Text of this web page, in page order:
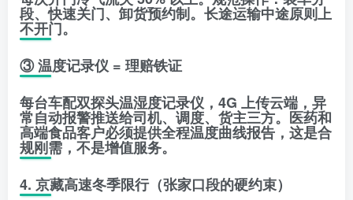
段、快速关门、卸货预约制。长途运输中途原则上
不开门。
③ 温度记录仪 = 理赔铁证
每台车配双探头温湿度记录仪，4G 上传云端，异
常自动报警推送给司机、调度、货主三方。医药和
高端食品客户必须提供全程温度曲线报告 ，这是合
规刚需，不是增值服务。
4. 京藏高速冬季限行（张家口段的硬约束）